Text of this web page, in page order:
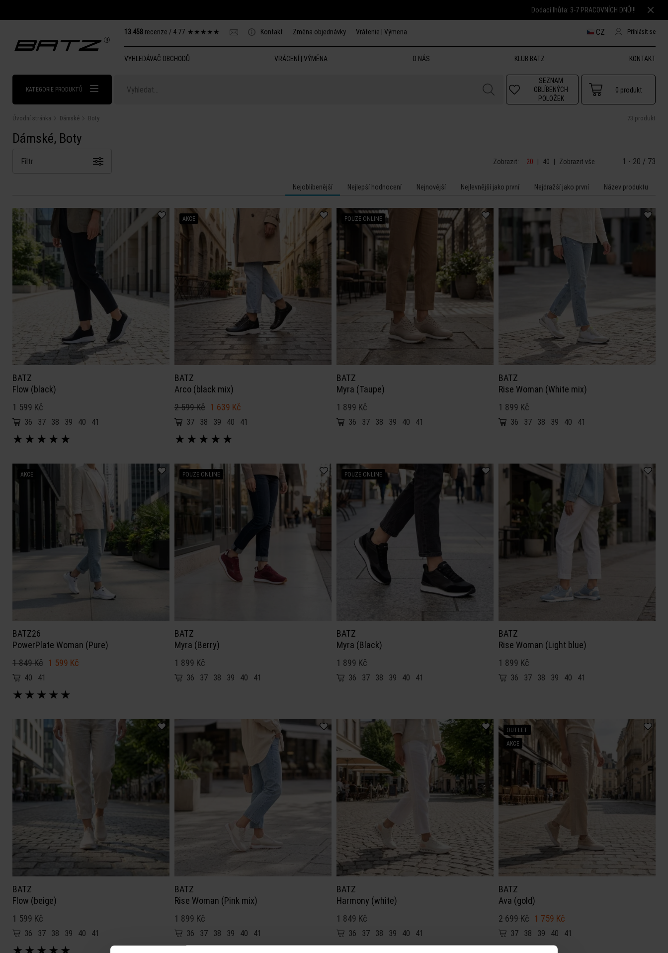
Dodací lhůta: 3-7 PRACOVNÍCH DNŮ!!!
13.458 recenze / 4.77 ★ ★ ★ ★ ★ Kontakt Změna objednávky Vrátenie | Výmena Přihlásit se
CZ
VYHLEDÁVAČ OBCHODŮ VRÁCENÍ | VÝMĚNA O NÁS KLUB BATZ KONTAKT
KATEGORIE PRODUKTŮ
SEZNAM
OBLÍBENÝCH
POLOŽEK
0 produkt
Úvodní stránka Dámské Boty 73 produkt
Dámské, Boty
Filtr Zobrazit: 20 | 40 | Zobrazit vše 1 - 20 / 73
Nejoblíbenější Nejlepší hodnocení Nejnovější Nejlevnější jako první Nejdražší jako první Název produktu
BATZ
Flow (black)
1 599 Kč
36 37 38 39 40 41
★ ★ ★ ★ ★
AKCE
BATZ
Arco (black mix)
2 599 Kč 1 639 Kč
37 38 39 40 41
★ ★ ★ ★ ★
POUZE ONLINE
BATZ
Myra (Taupe)
1 899 Kč
36 37 38 39 40 41
BATZ
Rise Woman (White mix)
1 899 Kč
36 37 38 39 40 41
AKCE
BATZ26
PowerPlate Woman (Pure)
1 849 Kč 1 599 Kč
40 41
★ ★ ★ ★ ★
POUZE ONLINE
BATZ
Myra (Berry)
1 899 Kč
36 37 38 39 40 41
POUZE ONLINE
BATZ
Myra (Black)
1 899 Kč
36 37 38 39 40 41
BATZ
Rise Woman (Light blue)
1 899 Kč
36 37 38 39 40 41
BATZ
Flow (beige)
1 599 Kč
36 37 38 39 40 41
★ ★ ★ ★ ★
BATZ
Rise Woman (Pink mix)
1 899 Kč
36 37 38 39 40 41
BATZ
Harmony (white)
1 849 Kč
36 37 38 39 40 41
★★★★★
OUTLET
AKCE
BATZ
Ava (gold)
2 699 Kč 1 759 Kč
37 38 39 40 41
★★★★★